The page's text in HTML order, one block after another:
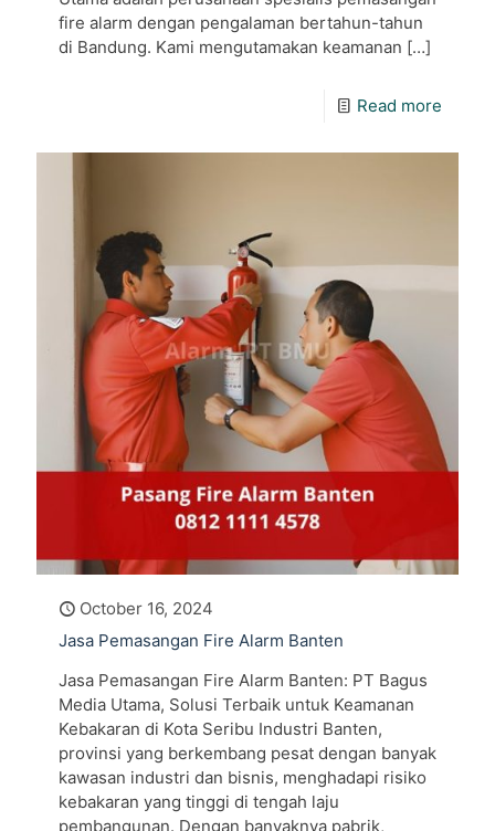
fire alarm dengan pengalaman bertahun-tahun
di Bandung. Kami mengutamakan keamanan […]
Read more
October 16, 2024
Jasa Pemasangan Fire Alarm Banten
Jasa Pemasangan Fire Alarm Banten: PT Bagus
Media Utama, Solusi Terbaik untuk Keamanan
Kebakaran di Kota Seribu Industri Banten,
provinsi yang berkembang pesat dengan banyak
kawasan industri dan bisnis, menghadapi risiko
kebakaran yang tinggi di tengah laju
pembangunan. Dengan banyaknya pabrik,